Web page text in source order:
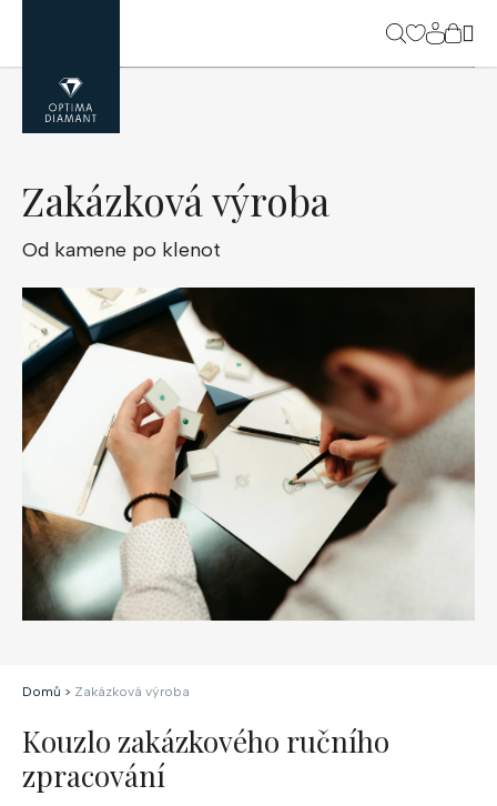
obsah
Zakázková výroba
Od kamene po klenot
Domů > Zakázková výroba
Kouzlo zakázkového ručního
zpracování